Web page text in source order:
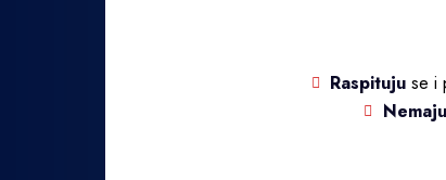
Raspituju se i
Nemaju